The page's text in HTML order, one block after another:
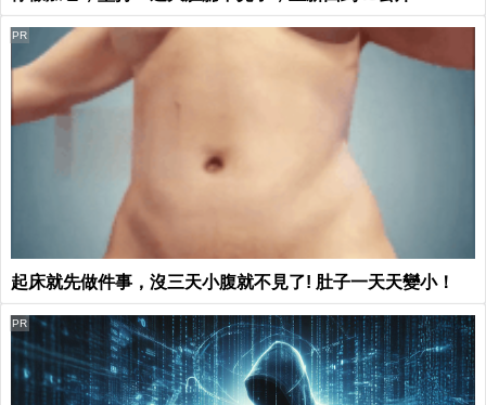
起床就先做件事，沒三天小腹就不見了! 肚子一天天變小！
PR
PR